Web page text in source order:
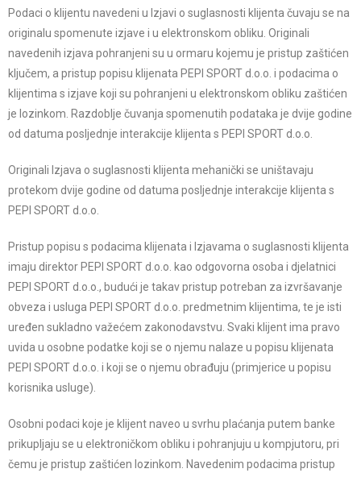
Podaci o klijentu navedeni u Izjavi o suglasnosti klijenta čuvaju se na
originalu spomenute izjave i u elektronskom obliku. Originali
navedenih izjava pohranjeni su u ormaru kojemu je pristup zaštićen
ključem, a pristup popisu klijenata PEPI SPORT d.o.o. i podacima o
klijentima s izjave koji su pohranjeni u elektronskom obliku zaštićen
je lozinkom. Razdoblje čuvanja spomenutih podataka je dvije godine
od datuma posljednje interakcije klijenta s PEPI SPORT d.o.o.
Originali Izjava o suglasnosti klijenta mehanički se uništavaju
protekom dvije godine od datuma posljednje interakcije klijenta s
PEPI SPORT d.o.o.
Pristup popisu s podacima klijenata i Izjavama o suglasnosti klijenta
imaju direktor PEPI SPORT d.o.o. kao odgovorna osoba i djelatnici
PEPI SPORT d.o.o., budući je takav pristup potreban za izvršavanje
obveza i usluga PEPI SPORT d.o.o. predmetnim klijentima, te je isti
uređen sukladno važećem zakonodavstvu. Svaki klijent ima pravo
uvida u osobne podatke koji se o njemu nalaze u popisu klijenata
PEPI SPORT d.o.o. i koji se o njemu obrađuju (primjerice u popisu
korisnika usluge).
Osobni podaci koje je klijent naveo u svrhu plaćanja putem banke
prikupljaju se u elektroničkom obliku i pohranjuju u kompjutoru, pri
čemu je pristup zaštićen lozinkom. Navedenim podacima pristup